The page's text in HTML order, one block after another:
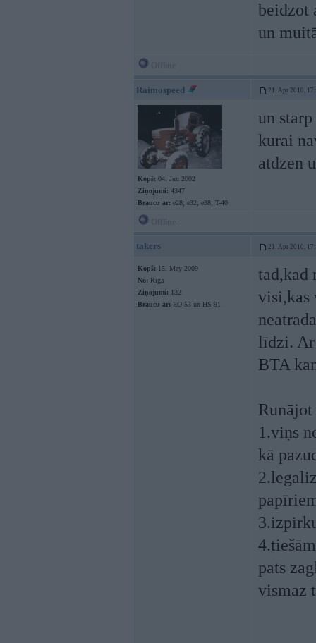
beidzot
un
Raimospeed 21. Apr 2010,
Kopš: 04. Jun 2002
Ziņojumi: 4347
Braucu ar: e28; e32; e38; T-40
un
kurai
atdzen
takers 21. Apr 2010,
Kopš: 15. May 2009
No: Rīga
Ziņojumi: 132
Braucu ar: EO-53 un HS-91
tad,kad
visi,kas
līdzi. Ar
BTA
1.viņs
kā
pats
vismaz